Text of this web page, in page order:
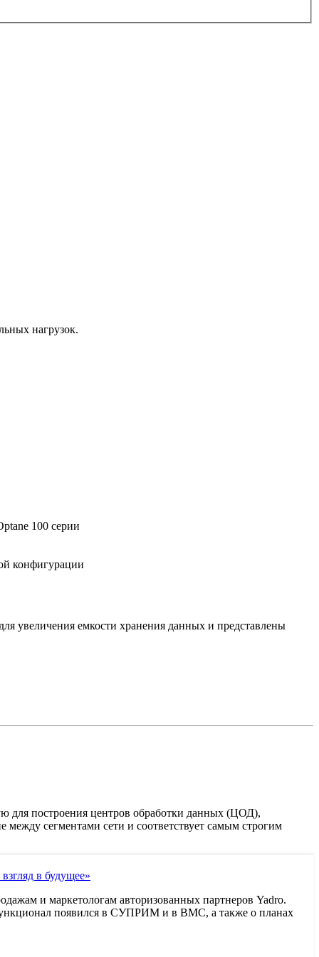
нагрузок.
100 серии
конфигурации
увеличения емкости хранения данных и представлены
для построения центров обработки данных (ЦОД),
между сегментами сети и соответствует самым строгим
в будущее»
и маркетологам авторизованных партнеров Yadro.
появился в СУПРИМ и в ВМС, а также о планах